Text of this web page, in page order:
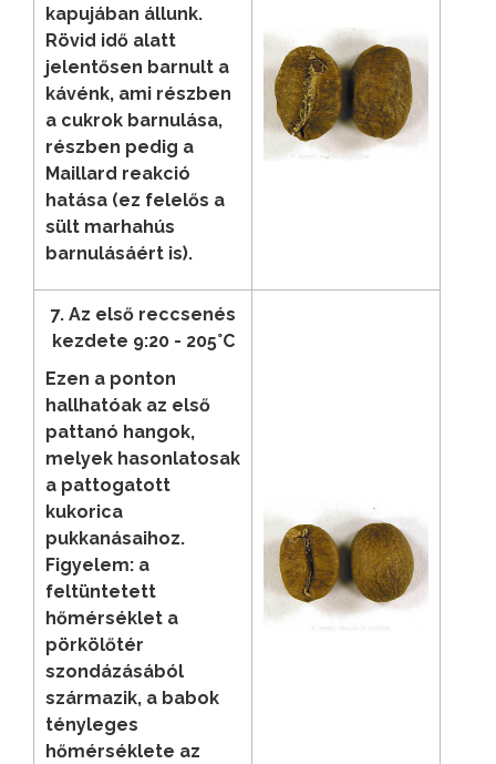
kapujában állunk.
Rövid idő alatt
jelentősen barnult a
kávénk, ami részben
a cukrok barnulása,
részben pedig a
Maillard reakció
hatása (ez felelős a
sült marhahús
barnulásáért is).
7. Az első reccsenés
kezdete 9:20 - 205°C
Ezen a ponton
hallhatóak az első
pattanó hangok,
melyek hasonlatosak
a pattogatott
kukorica
pukkanásaihoz.
Figyelem: a
feltüntetett
hőmérséklet a
pörkölőtér
szondázásából
származik, a babok
tényleges
hőmérséklete az